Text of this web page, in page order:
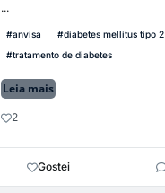
...
#anvisa #diabetes mellitus tipo 2
#tratamento de diabetes
Leia mais
2
Gostei